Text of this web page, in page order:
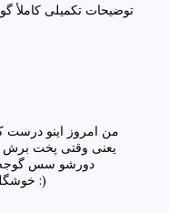
توضیحات تکمیلی کاملأ
من امروز اینو درست
یعنی وقتی پخت برش
دورشو سس گوجه
خوشگل و خوشمزه شد. دستتون طلا :)